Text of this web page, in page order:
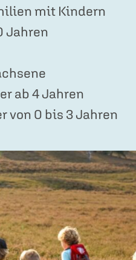
mit Kindern
Jahren
ab 4 Jahren
von 0 bis 3 Jahren